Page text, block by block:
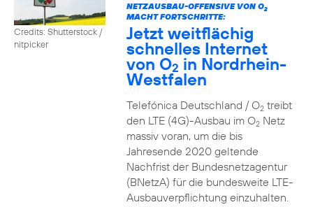
Credits: Shutterstock /
nitpicker
NETZAUSBAU-OFFENSIVE VON O2
MACHT FORTSCHRITTE:
Jetzt weitflächig
schnelles Internet
von O2 in Nordrhein-
Westfalen
Telefónica Deutschland / O2treibt
den LTE (4G)-Ausbau im O2Netz
massiv voran, um die bis
Jahresende 2020 geltende
Nachfrist der Bundesnetzagentur
(BNetzA) für die bundesweite LTE-
Ausbauverpflichtung einzuhalten.